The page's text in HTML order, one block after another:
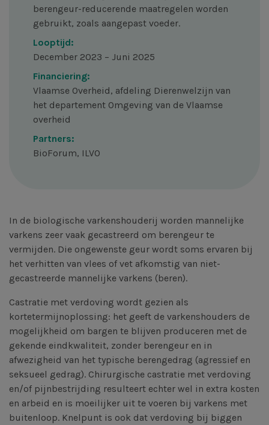
berengeur-reducerende maatregelen worden
gebruikt, zoals aangepast voeder.
Looptijd:
December 2023 – Juni 2025
Financiering:
Vlaamse Overheid, afdeling Dierenwelzijn van
het departement Omgeving van de Vlaamse
overheid
Partners:
BioForum, ILVO
In de biologische varkenshouderij worden mannelijke
varkens zeer vaak gecastreerd om berengeur te
vermijden. Die ongewenste geur wordt soms ervaren bij
het verhitten van vlees of vet afkomstig van niet-
gecastreerde mannelijke varkens (beren).
Castratie met verdoving wordt gezien als
kortetermijnoplossing: het geeft de varkenshouders de
mogelijkheid om bargen te blijven produceren met de
gekende eindkwaliteit, zonder berengeur en in
afwezigheid van het typische berengedrag (agressief en
seksueel gedrag). Chirurgische castratie met verdoving
en/of pijnbestrijding resulteert echter wel in extra kosten
en arbeid en is moeilijker uit te voeren bij varkens met
buitenloop. Knelpunt is ook dat verdoving bij biggen